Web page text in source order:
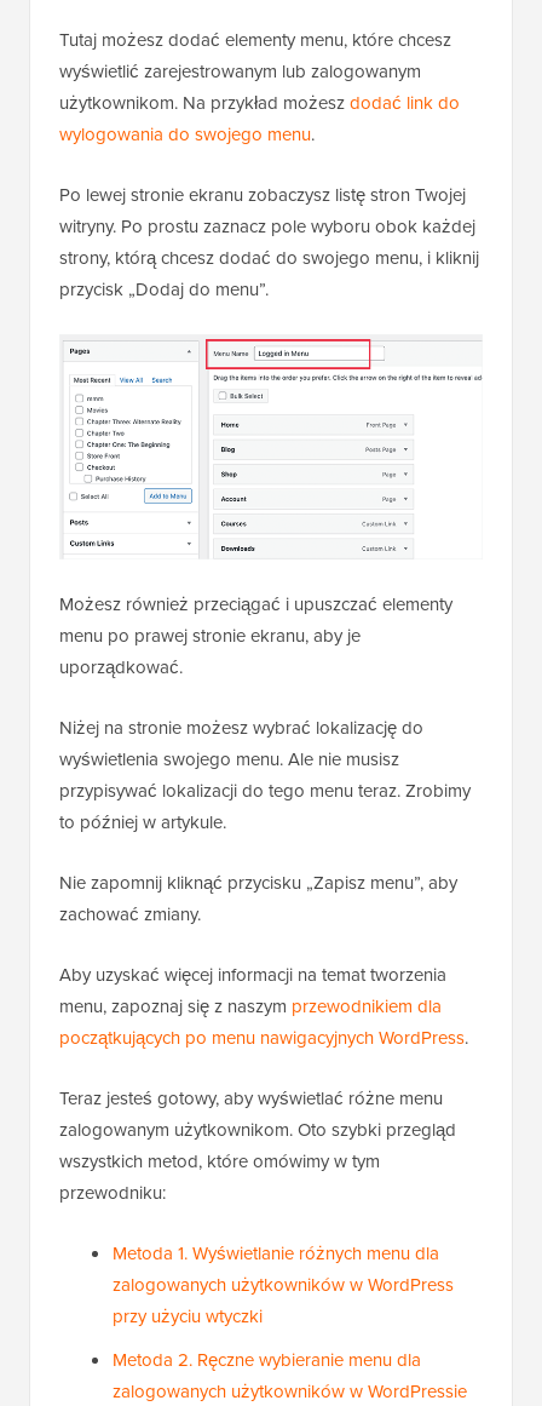
Tutaj możesz dodać elementy menu, które chcesz
wyświetlić zarejestrowanym lub zalogowanym
użytkownikom. Na przykład możeszdodać link do
wylogowania do swojego menu.
Po lewej stronie ekranu zobaczysz listę stron Twojej
witryny. Po prostu zaznacz pole wyboru obok każdej
strony, którą chcesz dodać do swojego menu, i kliknij
przycisk „Dodaj do menu”.
Możesz również przeciągać i upuszczać elementy
menu po prawej stronie ekranu, aby je
uporządkować.
Niżej na stronie możesz wybrać lokalizację do
wyświetlenia swojego menu. Ale nie musisz
przypisywać lokalizacji do tego menu teraz. Zrobimy
to później w artykule.
Nie zapomnij kliknąć przycisku „Zapisz menu”, aby
zachować zmiany.
Aby uzyskać więcej informacji na temat tworzenia
menu, zapoznaj się z naszym przewodnikiem dla
początkujących po menu nawigacyjnych WordPress.
Teraz jesteś gotowy, aby wyświetlać różne menu
zalogowanym użytkownikom. Oto szybki przegląd
wszystkich metod, które omówimy w tym
przewodniku:
Metoda 1. Wyświetlanie różnych menu dla
zalogowanych użytkowników w WordPress
przy użyciu wtyczki
Metoda 2. Ręczne wybieranie menu dla
zalogowanych użytkowników w WordPressie